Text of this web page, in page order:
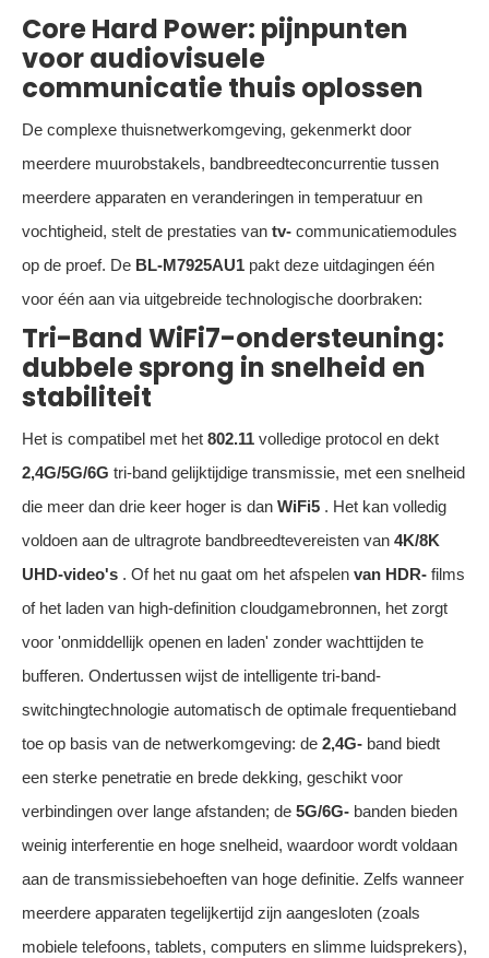
Core Hard Power: pijnpunten
voor audiovisuele
communicatie thuis oplossen
De complexe thuisnetwerkomgeving, gekenmerkt door
meerdere muurobstakels, bandbreedteconcurrentie tussen
meerdere apparaten en veranderingen in temperatuur en
vochtigheid, stelt de prestaties van tv- communicatiemodules
op de proef. De BL-M7925AU1 pakt deze uitdagingen één
voor één aan via uitgebreide technologische doorbraken:
Tri-Band WiFi7-ondersteuning:
dubbele sprong in snelheid en
stabiliteit
Het is compatibel met het 802.11 volledige protocol en dekt
2,4G/5G/6G tri-band gelijktijdige transmissie, met een snelheid
die meer dan drie keer hoger is dan WiFi5 . Het kan volledig
voldoen aan de ultragrote bandbreedtevereisten van 4K/8K
UHD-video's . Of het nu gaat om het afspelen van HDR- films
of het laden van high-definition cloudgamebronnen, het zorgt
voor 'onmiddellijk openen en laden' zonder wachttijden te
bufferen. Ondertussen wijst de intelligente tri-band-
switchingtechnologie automatisch de optimale frequentieband
toe op basis van de netwerkomgeving: de 2,4G- band biedt
een sterke penetratie en brede dekking, geschikt voor
verbindingen over lange afstanden; de 5G/6G- banden bieden
weinig interferentie en hoge snelheid, waardoor wordt voldaan
aan de transmissiebehoeften van hoge definitie. Zelfs wanneer
meerdere apparaten tegelijkertijd zijn aangesloten (zoals
mobiele telefoons, tablets, computers en slimme luidsprekers),